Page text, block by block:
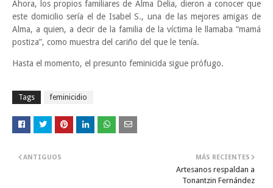
Ahora, los propios familiares de Alma Delia, dieron a conocer que
este domicilio sería el de Isabel S., una de las mejores amigas de
Alma, a quien, a decir de la familia de la víctima le llamaba “mamá
postiza”, como muestra del cariño del que le tenía.
Hasta el momento, el presunto feminicida sigue prófugo.
Tags feminicidio
MÁS RECIENTES
Artesanos respaldan a
Tonantzin Fernández
ANTIGUOS